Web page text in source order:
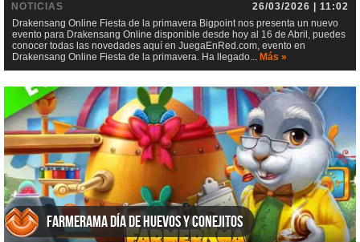
NOTICIAS
26/03/2026 | 11:02
Drakensang Online Fiesta de la primavera Bigpoint nos presenta un nuevo
evento para Drakensang Online disponible desde hoy al 16 de Abril, puedes
conocer todas las novedades aquí en JuegaEnRed.com, evento en
Drakensang Online Fiesta de la primavera. Ha llegado... Más »
Farmerama Día de huevos y conejitos